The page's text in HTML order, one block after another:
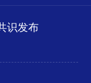
识发布